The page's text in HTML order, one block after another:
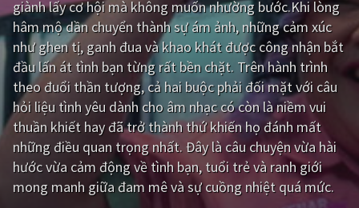
Giật gân Gia đình
Bí ẩn Lịch sử
Viễn Tây Tiểu sử
GameShow DramaTV
QUỐC GIA
Âu - Mỹ Trung Quốc - Hồng Kông
giành lấy cơ hội mà không muốn nhường bước.Khi lòng
hâm mộ dần chuyển thành sự ám ảnh, những cảm xúc
như ghen tị, ganh đua và khao khát được công nhận bắt
đầu lấn át tình bạn từng rất bền chặt. Trên hành trình
theo đuổi thần tượng, cả hai buộc phải đối mặt với câu
hỏi liệu tình yêu dành cho âm nhạc có còn là niềm vui
thuần khiết hay đã trở thành thứ khiến họ đánh mất
những điều quan trọng nhất. Đây là câu chuyện vừa hài
hước vừa cảm động về tình bạn, tuổi trẻ và ranh giới
mong manh giữa đam mê và sự cuồng nhiệt quá mức.